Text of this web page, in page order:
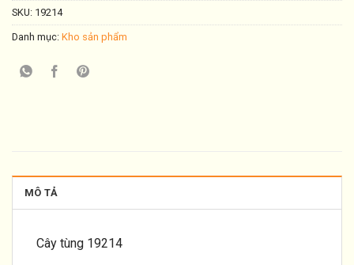
SKU: 19214
Danh mục: Kho sản phẩm
MÔ TẢ
Cây tùng 19214